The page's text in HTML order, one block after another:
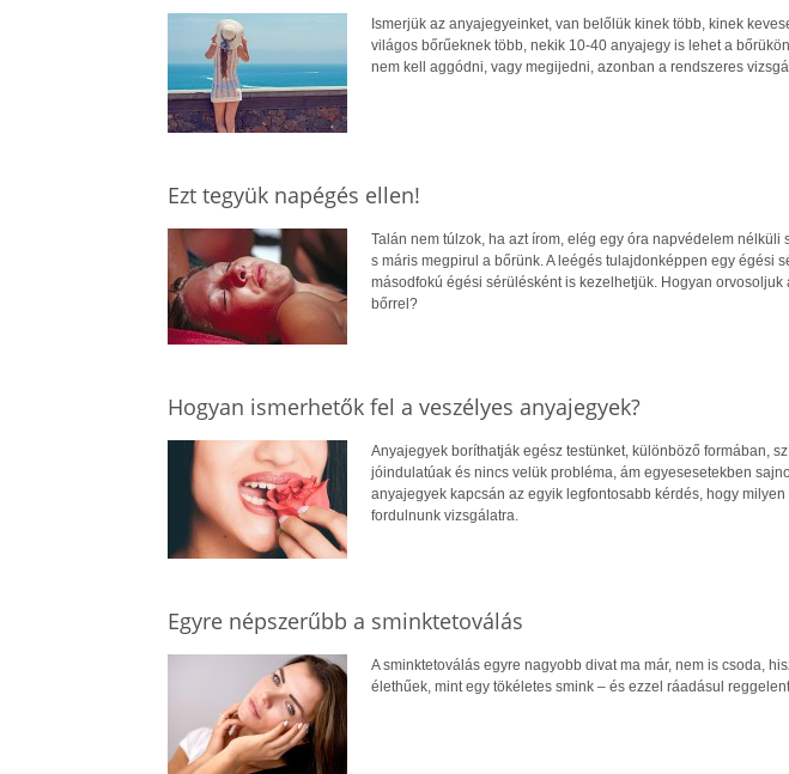
Ismerjük az anyajegyeinket, van belőlük kinek több, kinek
világos bőrűeknek több, nekik 10-40 anyajegy is lehet a
nem kell aggódni, vagy megijedni, azonban a rendszeres
Ezt tegyük napégés ellen!
Talán nem túlzok, ha azt írom, elég egy óra napvédelem nélküli
s máris megpirul a bőrünk. A leégés tulajdonképpen egy égési
másodfokú égési sérülésként is kezelhetjük. Hogyan
bőrrel?
Hogyan ismerhetők fel a veszélyes anyajegyek?
Anyajegyek boríthatják egész testünket, különböző formában,
jóindulatúak és nincs velük probléma, ám egyesesetekben
anyajegyek kapcsán az egyik legfontosabb kérdés, hogy
fordulnunk vizsgálatra.
Egyre népszerűbb a sminktetoválás
A sminktetoválás egyre nagyobb divat ma már, nem is csoda,
élethűek, mint egy tökéletes smink – és ezzel ráadásul